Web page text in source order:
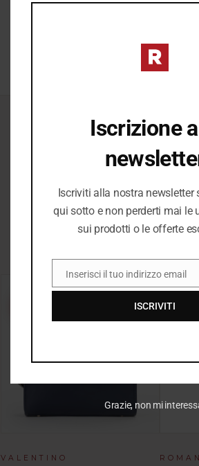
Il Meglio del
Meglio
VALENTINO
Iscrizione
Iscriviti alla nostra newsletter
qui sotto e non perderti mai le
sui prodotti o le offerte
EMAIL
Inserisci il tuo indirizzo email
ISCRIVITI
Grazie, non mi